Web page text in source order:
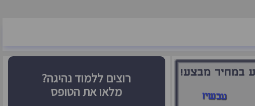
רוצים ללמוד נהיגה?
מלאו את הטופס